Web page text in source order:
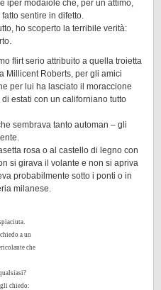
iper modaiole che, per un attimo,
sentire in difetto.
ho scoperto la terribile verità:
flirt serio attribuito a quella troietta
Millicent Roberts, per gli amici
per lui ha lasciato il moraccione
estati con un californiano tutto
sembrava tanto automan – gli
rosa o al castello di legno con
si girava il volante e non si apriva
probabilmente sotto i ponti o in
milanese.
a un
che
chiedo: